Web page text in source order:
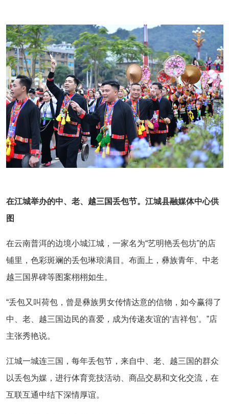
在江城举办的中、老、越三国丢包节。江城县融媒体中心供
图
在云南普洱的边境小城江城，一家名为“艺明艳丢包坊”的店
铺里，色彩斑斓的丢包琳琅满目。布面上，彝族青年、中老
越三国界碑等图案栩栩如生。
“丢包又叫荷包，曾是彝族男女传情达意的信物，如今赢得了
中、老、越三国边民的喜爱，成为传递友谊的‘吉祥包’。”店
主张秀艳说。
江城一城连三国，每年丢包节，来自中、老、越三国的群众
以丢包为媒，进行体育竞技活动、商品交易和文化交流，在
互联互通中结下深情厚谊。